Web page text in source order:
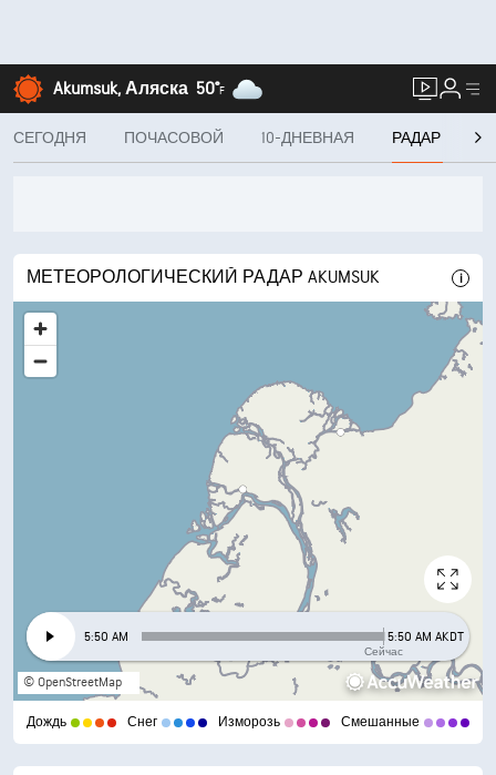
Akumsuk, Аляска 50°F
СЕГОДНЯ ПОЧАСОВОЙ 10-ДНЕВНАЯ РАДАР
МЕТЕОРОЛОГИЧЕСКИЙ РАДАР AKUMSUK
5:50 AM
Сейчас
5:50 AM AKDT
© OpenStreetMap
Дождь Снег Изморозь Смешанные